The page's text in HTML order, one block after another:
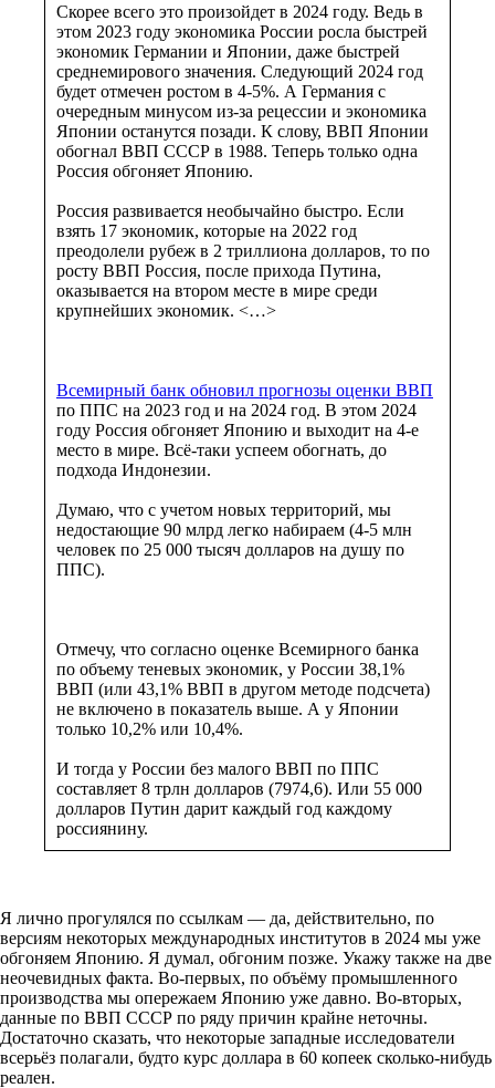
Скорее всего это произойдет в 2024 году. Ведь в
этом 2023 году экономика России росла быстрей
экономик Германии и Японии, даже быстрей
среднемирового значения. Следующий 2024 год
будет отмечен ростом в 4-5%. А Германия c
очередным минусом из-за рецессии и экономика
Японии останутся позади. К слову, ВВП Японии
обогнал ВВП СССР в 1988. Теперь только одна
Россия обгоняет Японию.
Россия развивается необычайно быстро. Если
взять 17 экономик, которые на 2022 год
преодолели рубеж в 2 триллиона долларов, то по
росту ВВП Россия, после прихода Путина,
оказывается на втором месте в мире среди
крупнейших экономик. <…>
Всемирный банк обновил прогнозы оценки ВВП
по ППС на 2023 год и на 2024 год. В этом 2024
году Россия обгоняет Японию и выходит на 4-е
место в мире. Всё-таки успеем обогнать, до
подхода Индонезии.
Думаю, что с учетом новых территорий, мы
недостающие 90 млрд легко набираем (4-5 млн
человек по 25 000 тысяч долларов на душу по
ППС).
Отмечу, что согласно оценке Всемирного банка
по объему теневых экономик, у России 38,1%
ВВП (или 43,1% ВВП в другом методе подсчета)
не включено в показатель выше. А у Японии
только 10,2% или 10,4%.
И тогда у России без малого ВВП по ППС
составляет 8 трлн долларов (7974,6). Или 55 000
долларов Путин дарит каждый год каждому
россиянину.
Я лично прогулялся по ссылкам — да, действительно, по
версиям некоторых международных институтов в 2024 мы уже
обгоняем Японию. Я думал, обгоним позже. Укажу также на две
неочевидных факта. Во-первых, по объёму промышленного
производства мы опережаем Японию уже давно. Во-вторых,
данные по ВВП СССР по ряду причин крайне неточны.
Достаточно сказать, что некоторые западные исследователи
всерьёз полагали, будто курс доллара в 60 копеек сколько-нибудь
реален.